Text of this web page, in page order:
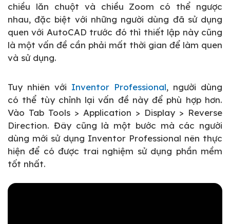
chiều lăn chuột và chiều Zoom có thể ngược
nhau, đặc biệt với những người dùng đã sử dụng
quen với AutoCAD trước đó thì thiết lập này cũng
là một vấn đề cần phải mất thời gian để làm quen
và sử dụng.
Tuy nhiên với Inventor Professional, người dùng
có thể tùy chỉnh lại vấn đề này để phù hợp hơn.
Vào Tab Tools > Application > Display > Reverse
Direction. Đây cũng là một bước mà các người
dùng mới sử dụng Inventor Professional nên thực
hiện để có được trai nghiệm sử dụng phần mềm
tốt nhất.